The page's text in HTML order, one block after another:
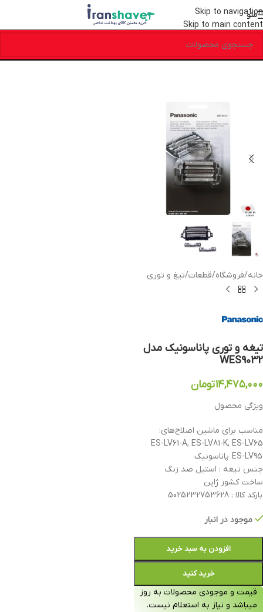
Skip to navigation
Skip to main content
منو
خانه/فروشگاه/قطعات/تیغ و توری
تیغه و توری پاناسونیک مدل
WES9032
۱۴,۴۷۵,۰۰۰تومان
ویژگی محصول
مناسب برای ماشین اصلاح‌های:
ES-LV61-A, ES-LV81-K, ES-LV65
جنس تیغه : استیل ضد زنگ
ساخت کشور ژاپن
بارکد کالا : 5025232753628
موجود در انبار
افزودن به سبد خرید
خرید کنید
قیمت و موجودی محصولات به روز
میباشد و نیاز به استعلام نیست.